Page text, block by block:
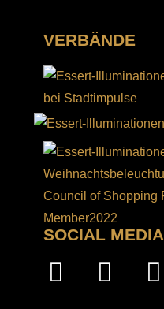
VERBÄNDE
SOCIAL MEDIA